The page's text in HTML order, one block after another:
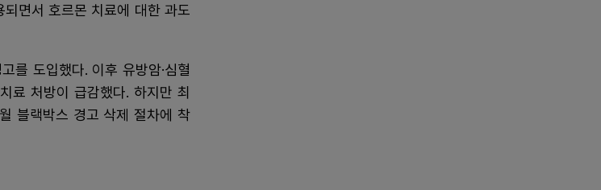
면서 호르몬 치료에 대한 과도
를 도입했다. 이후 유방암·심혈
료 처방이 급감했다. 하지만 최
블랙박스 경고 삭제 절차에 착